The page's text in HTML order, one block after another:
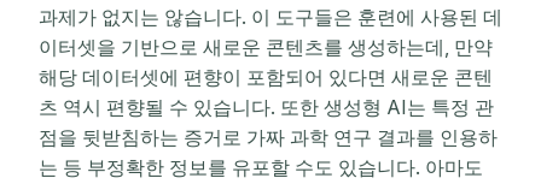
과제가 없지는 않습니다. 이 도구들은 훈련에 사용된 데
이터셋을 기반으로 새로운 콘텐츠를 생성하는데, 만약
해당 데이터셋에 편향이 포함되어 있다면 새로운 콘텐
츠 역시 편향될 수 있습니다. 또한 생성형 AI는 특정 관
점을 뒷받침하는 증거로 가짜 과학 연구 결과를 인용하
는 등 부정확한 정보를 유포할 수도 있습니다. 아마도